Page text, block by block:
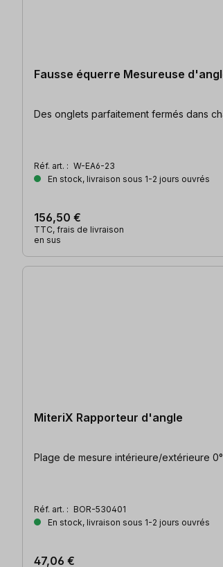
Fausse équerre Mesureuse
Des onglets parfaitement fermés dans
Réf. art. : W-EA6-23
En stock, livraison sous 1-2 jours ouvrés
156,50 €
TTC, frais de livraison
en sus
MiteriX Rapporteur d'angle
Plage de mesure intérieure/extérieure
Réf. art. : BOR-530401
En stock, livraison sous 1-2 jours ouvrés
47,06 €